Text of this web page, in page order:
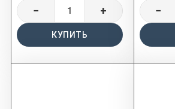
− +
КУПИТЬ
−